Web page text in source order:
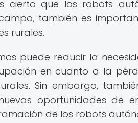
cierto que los robots
también es
rurales.
puede reducir la
en cuanto a la
Sin embargo,
oportunidades de
de los robots